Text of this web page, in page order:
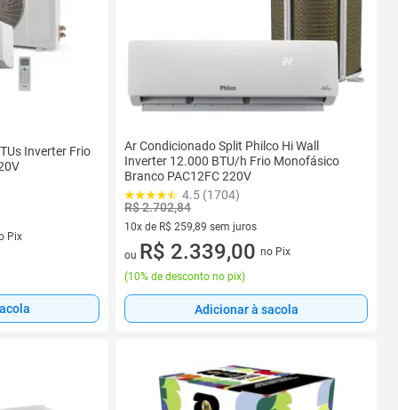
Inverter Frio
Pix
Ar Condicionado Split Philco Hi Wall
Inverter 12.000 BTU/h Frio Monofásico
Branco PAC12FC 220V
4.5 (1704)
R$ 2.702,84
10x de R$ 259,89 sem juros
10 vez de R$ 259,89 sem juros
ou R$ 2.339,00 no Pix
(10% de desconto no pix)
Adicionar à sacola